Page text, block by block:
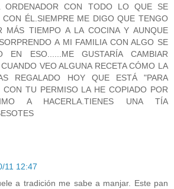
ORDENADOR CON TODO LO QUE SE
CON ÉL.SIEMPRE ME DIGO QUE TENGO
MÁS TIEMPO A LA COCINA Y AUNQUE
A MI FAMILIA CON ALGO SE
EN ESO......ME GUSTARÍA CAMBIAR
VEO ALGUNA RECETA CÓMO LA
REGALADO HOY QUE ESTÁ "PARA
CON TU PERMISO LA HE COPIADO POR
A HACERLA.TIENES UNA TÍA
11 12:47
a tradición me sabe a manjar. Este pan